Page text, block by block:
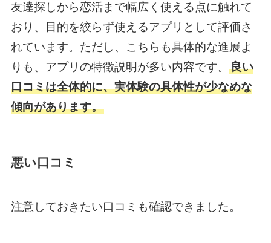
友達探しから恋活まで幅広く使える点に触れて
おり、目的を絞らず使えるアプリとして評価さ
れています。ただし、こちらも具体的な進展よ
りも、アプリの特徴説明が多い内容です。 良い
口コミは全体的に、実体験の具体性が少なめな
傾向があります。
悪い口コミ
注意しておきたい口コミも確認できました。